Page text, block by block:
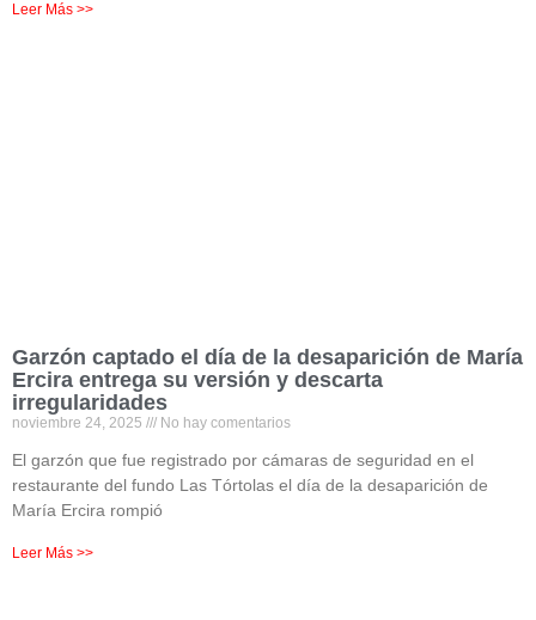
Leer Más >>
Garzón captado el día de la desaparición de María
Ercira entrega su versión y descarta
irregularidades
noviembre 24, 2025 No hay comentarios
El garzón que fue registrado por cámaras de seguridad en el
restaurante del fundo Las Tórtolas el día de la desaparición de
María Ercira rompió
Leer Más >>